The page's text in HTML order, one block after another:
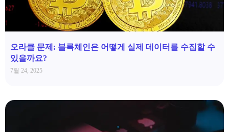
오라클 문제: 블록체인은 어떻게 실제 데이터를 수집할 수
있을까요?
7월 24, 2025